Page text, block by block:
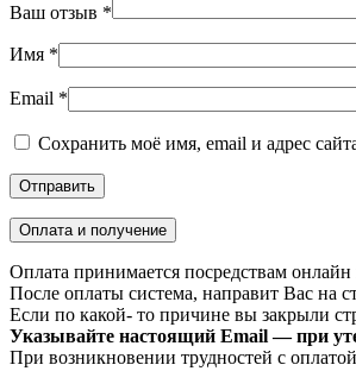
Ваш отзыв *
Имя *
Email *
Сохранить моё имя, email и адрес
Оплата и получение
Оплата принимается посредствам
После оплаты система, направит Вас на
Если по какой- то причине вы закрыли
Указывайте настоящий Email — при
При возникновении трудностей с